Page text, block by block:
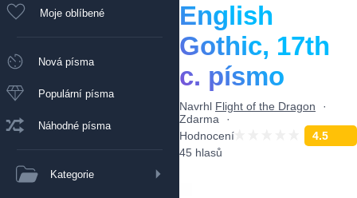
Moje oblíbené
Nová písma
Populární písma
Náhodné písma
Kategorie
English
Gothic, 17th
c. písmo
Navrhl Flight of the Dragon
Zdarma
Hodnocení
4.5
45 hlasů